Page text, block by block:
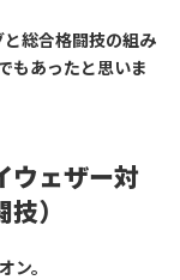
総合格闘技の組み
もあったと思いま
ウェザー対
）
ン。